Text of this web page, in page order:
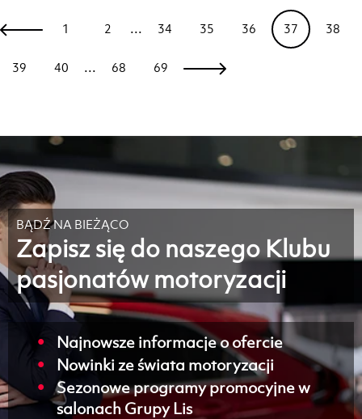
1 2 ... 34 35 36 37 38
39 40 ... 68 69
BĄDŹ NA BIEŻĄCO
Zapisz się do naszego Klubu
pasjonatów motoryzacji
Najnowsze informacje o ofercie
Nowinki ze świata motoryzacji
Sezonowe programy promocyjne w
salonach Grupy Lis